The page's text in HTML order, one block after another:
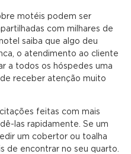
motéis podem ser
com milhares de
saiba que algo deu
o atendimento ao cliente
a todos os hóspedes uma
receber atenção muito
feitas com mais
las rapidamente. Se um
um cobertor ou toalha
de encontrar no seu quarto.